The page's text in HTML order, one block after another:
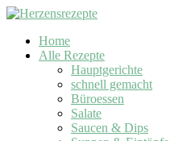
Home
Alle Rezepte
Hauptgerichte
schnell gemacht
Büroessen
Salate
Saucen & Dips